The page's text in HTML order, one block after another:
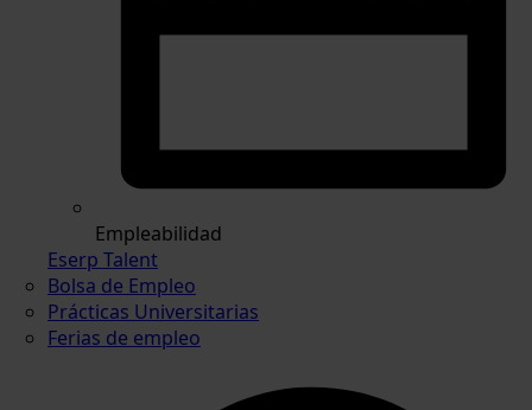
Empleabilidad
Eserp Talent
Bolsa de Empleo
Prácticas Universitarias
Ferias de empleo